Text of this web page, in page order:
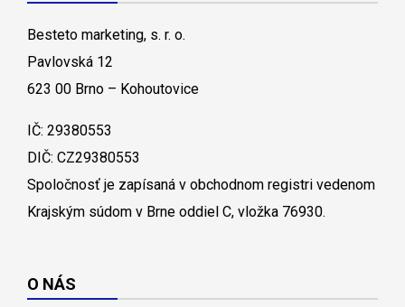
Besteto marketing, s. r. o.
Pavlovská 12
623 00 Brno – Kohoutovice
IČ: 29380553
DIČ: CZ29380553
Spoločnosť je zapísaná v obchodnom registri vedenom
Krajským súdom v Brne oddiel C, vložka 76930.
O NÁS